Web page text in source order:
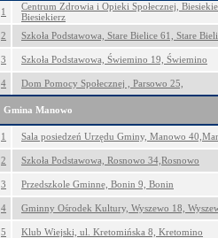
1
Centrum Zdrowia i Opieki Społecznej,
Biesiekierz
2
Szkoła Podstawowa, Stare Bielice 61, Stare
3 Szkoła Podstawowa, Świemino 19, Świemino
4 Dom Pomocy Społecznej , Parsowo 25,
Gmina Manowo
1 Sala posiedzeń Urzędu Gminy, Manowo
2 Szkoła Podstawowa, Rosnowo 34,Rosnowo
3 Przedszkole Gminne, Bonin 9, Bonin
4 Gminny Ośrodek Kultury, Wyszewo 18,
5 Klub Wiejski, ul. Kretomińska 8, Kretomino